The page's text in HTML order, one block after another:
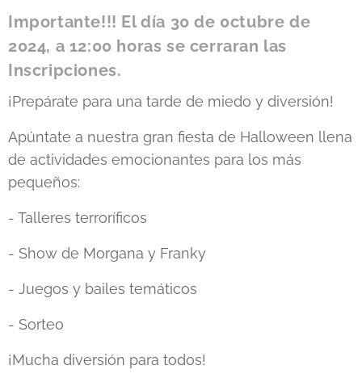
Importante!!! El día 30 de 0ctubre de
2024, a 12:00 horas se cerraran las
Inscripciones.
¡Prepárate para una tarde de miedo y diversión!
Apúntate a nuestra gran fiesta de Halloween llena
de actividades emocionantes para los más
pequeños:
- Talleres terroríficos
- Show de Morgana y Franky
- Juegos y bailes temáticos
- Sorteo
¡Mucha diversión para todos!